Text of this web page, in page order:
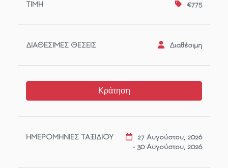
€775
Διαθέσιμη
Κράτηση
27 Αυγούστου, 2026
- 30 Αυγούστου, 2026